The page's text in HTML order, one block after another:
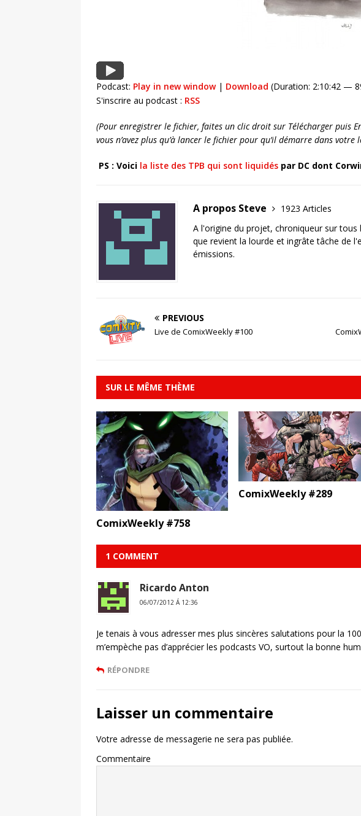
Podcast: Play in new window| Download (Duration: 2:10:42 —
S'inscrire au podcast : RSS
(Pour enregistrer le fichier, faites un clic droit sur Télécharger puis
vous n’avez plus qu’à lancer le fichier pour qu’il démarre dans
PS : Voici la liste des TPB qui sont liquidés par DC dont
A propos Steve
1923 Articles
A l'origine du projet, chroniqueur sur
que revient la lourde et ingrâte tâche de
émissions.
PREVIOUS
Live de ComixWeekly #100
SUR LE MÊME THÈME
ComixWeekly #758
ComixWeekly #289
1 COMMENT
Ricardo Anton
06/07/2012 Á 12:36
Je tenais à vous adresser mes plus sincères salutations pour la
m’empèche pas d’apprécier les podcasts VO, surtout la bonne
RÉPONDRE
Laisser un commentaire
Votre adresse de messagerie ne sera pas publiée.
Commentaire